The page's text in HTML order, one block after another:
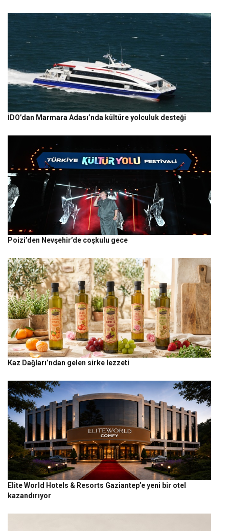
İDO’dan Marmara Adası’nda kültüre yolculuk desteği
Poizi’den Nevşehir’de coşkulu gece
Kaz Dağları’ndan gelen sirke lezzeti
Elite World Hotels & Resorts Gaziantep’e yeni bir otel
kazandırıyor